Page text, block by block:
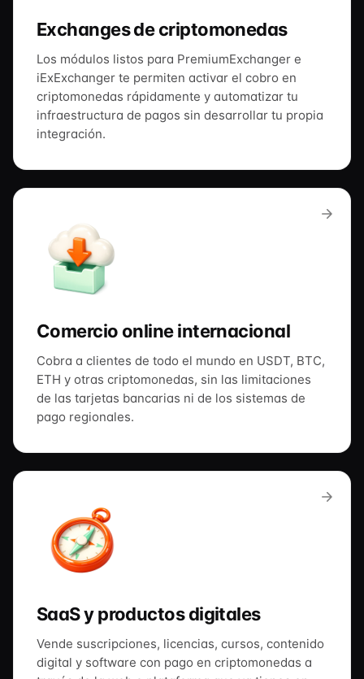
Exchanges de criptomonedas
Los módulos listos para PremiumExchanger e
iExExchanger te permiten activar el cobro en
criptomonedas rápidamente y automatizar tu
infraestructura de pagos sin desarrollar tu propia
integración.
Comercio online internacional
Cobra a clientes de todo el mundo en USDT, BTC,
ETH y otras criptomonedas, sin las limitaciones
de las tarjetas bancarias ni de los sistemas de
pago regionales.
SaaS y productos digitales
Vende suscripciones, licencias, cursos, contenido
digital y software con pago en criptomonedas a